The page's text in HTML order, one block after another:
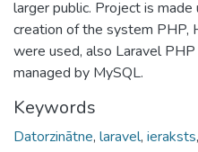
larger public. Project is
creation of the system PHP,
were used, also Laravel
managed by MySQL.
Keywords
Datorzinātne, laravel, ieraksts,